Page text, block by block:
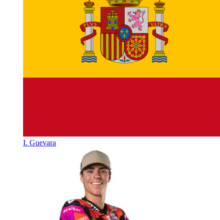
I. Guevara